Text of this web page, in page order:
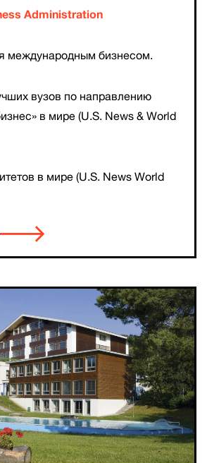
Administration
международным бизнесом.
вузов по направлению
в мире (U.S. News & World
в мире (U.S. News World